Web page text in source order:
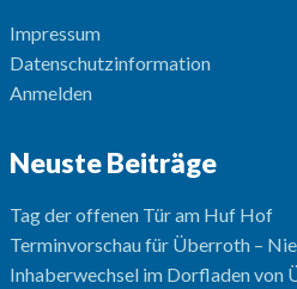
Impressum
Datenschutzinformation
Anmelden
Neuste Beiträge
Tag der offenen Tür am Huf Hof
Terminvorschau für Überroth –
Inhaberwechsel im Dorfladen von